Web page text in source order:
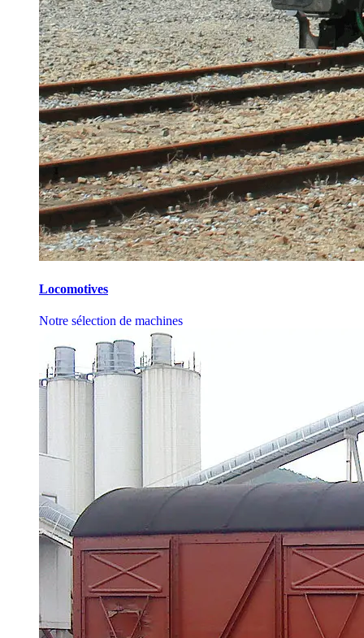
Locomotives
Notre sélection de machines